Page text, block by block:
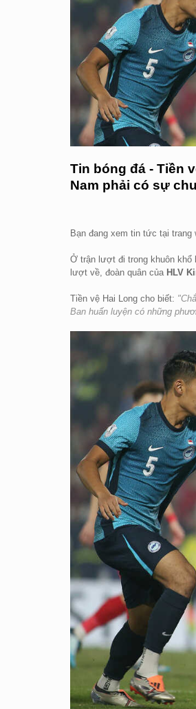
Tin bóng đá - Tiền
Nam phải có sự
Bạn đang xem tin tức tại trang
Ở trận lượt đi trong khuôn khổ
lượt về, đoàn quân của HLV
Tiền vệ Hai Long cho biết:
Ban huấn luyện có những